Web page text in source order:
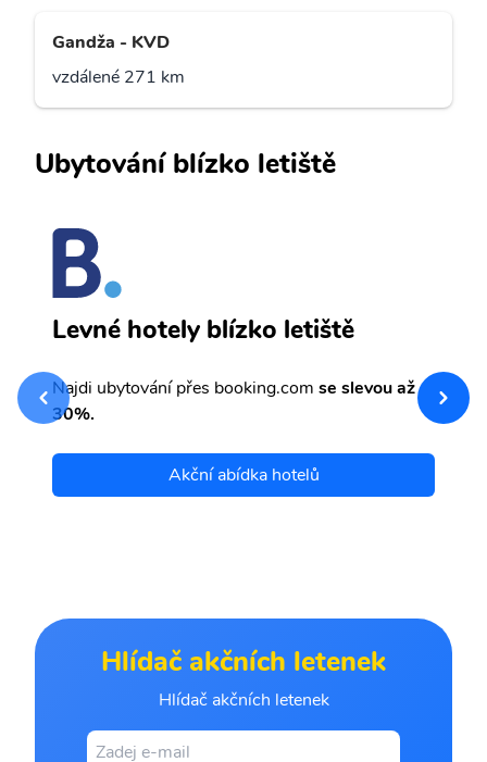
Gandža - KVD
vzdálené 271 km
Ubytování blízko letiště
Levné hotely blízko letiště
Najdi ubytování přes booking.com se slevou až
30%.
Akční abídka hotelů
Hlídač akčních letenek
Hlídač akčních letenek